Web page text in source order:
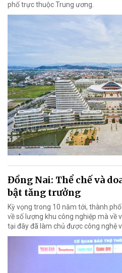
phố trực thuộc Trung ương.
Đồng Nai: Thể chế và
bật tăng trưởng
Kỳ vọng trong 10 năm tới, thành
về số lượng khu công nghiệp mà về
tại đây đã làm chủ được công nghệ